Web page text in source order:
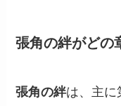
張角の絆がどの
張角の絆は、主に